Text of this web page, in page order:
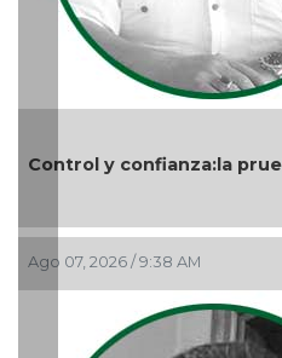
prueba de la seguridad